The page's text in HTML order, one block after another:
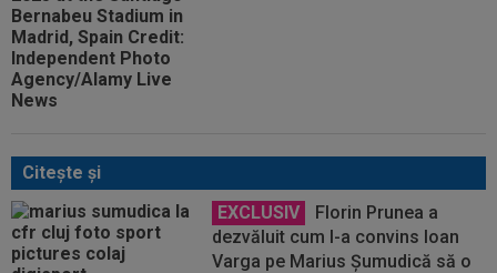
Citeşte şi
EXCLUSIV
Florin Prunea a
dezvăluit cum l-a convins Ioan
Varga pe Marius Șumudică să o